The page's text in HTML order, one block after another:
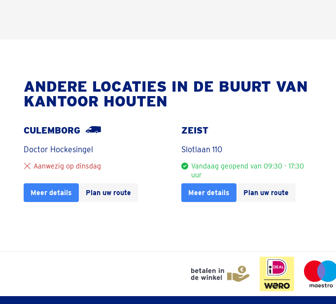
ANDERE LOCATIES IN DE BUURT VAN
KANTOOR HOUTEN
CULEMBORG
Doctor Hockesingel
Aanwezig op dinsdag
Meer details Plan uw route
ZEIST
Slotlaan 110
Vandaag geopend van 09:30 - 17:30
uur
Meer details Plan uw route